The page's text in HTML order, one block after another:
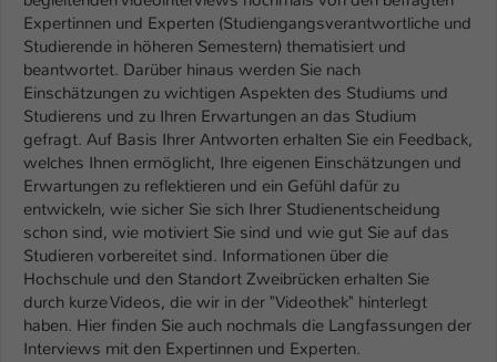
Expertinnen und Experten (Studiengangsverantwortliche und
Studierende in höheren Semestern) thematisiert und
beantwortet. Darüber hinaus werden Sie nach
Einschätzungen zu wichtigen Aspekten des Studiums und
Studierens und zu Ihren Erwartungen an das Studium
gefragt. Auf Basis Ihrer Antworten erhalten Sie ein Feedback,
welches Ihnen ermöglicht, Ihre eigenen Einschätzungen und
Erwartungen zu reflektieren und ein Gefühl dafür zu
entwickeln, wie sicher Sie sich Ihrer Studienentscheidung
schon sind, wie motiviert Sie sind und wie gut Sie auf das
Studieren vorbereitet sind. Informationen über die
Hochschule und den Standort Zweibrücken erhalten Sie
durch kurze Videos, die wir in der "Videothek" hinterlegt
haben. Hier finden Sie auch nochmals die Langfassungen der
Interviews mit den Expertinnen und Experten.